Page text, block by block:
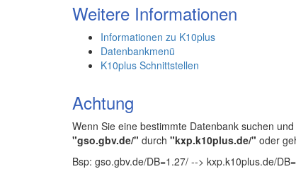
Weitere Informationen
Informationen zu K10plus
Datenbankmenü
K10plus Schnittstellen
Achtung
Wenn Sie eine bestimmte Datenbank suchen
"gso.gbv.de/" durch "kxp.k10plus.de/" oder
Bsp: gso.gbv.de/DB=1.27/ --> kxp.k10plus.de/